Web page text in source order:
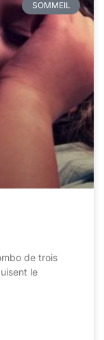
SOMMEIL
de trois
le